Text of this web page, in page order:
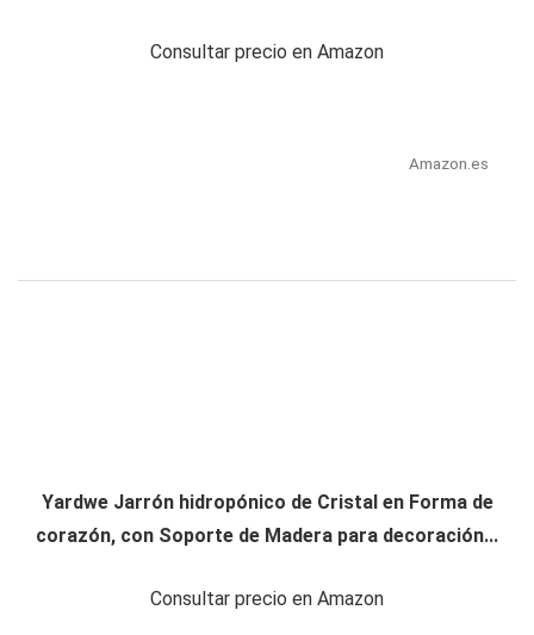
Consultar precio en Amazon
Amazon.es
Yardwe Jarrón hidropónico de Cristal en Forma de
corazón, con Soporte de Madera para decoración...
Consultar precio en Amazon